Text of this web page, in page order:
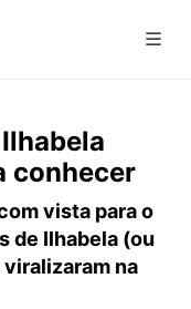
Ilhabela
conhecer
vista para o
de Ilhabela (ou
na